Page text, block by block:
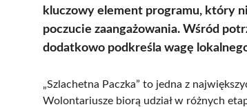
kluczowy element programu, który
poczucie zaangażowania. Wśród
dodatkowo podkreśla wagę
„Szlachetna Paczka” to jedna z
Wolontariusze biorą udział w różnych